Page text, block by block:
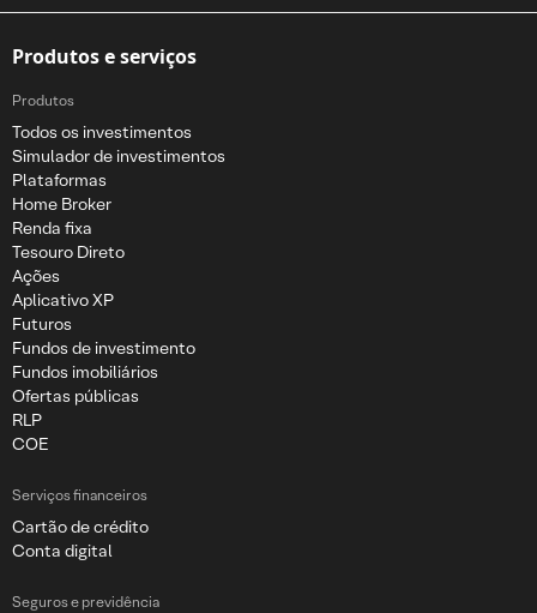
Produtos e serviços
Produtos
Todos os investimentos
Simulador de investimentos
Plataformas
Home Broker
Renda fixa
Tesouro Direto
Ações
Aplicativo XP
Futuros
Fundos de investimento
Fundos imobiliários
Ofertas públicas
RLP
COE
Serviços financeiros
Cartão de crédito
Conta digital
Seguros e previdência